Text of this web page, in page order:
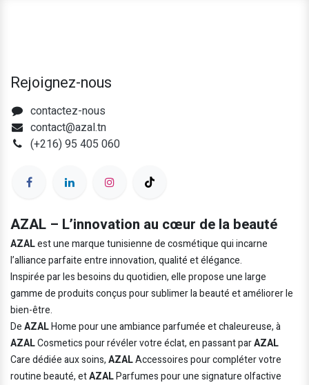
Rejoignez-nous
contactez-nous
contact@azal.tn
(+216) 95 405 060
AZAL – L’innovation au cœur de la beauté
AZALest une marque tunisienne de cosmétique qui incarne
l’alliance parfaite entre innovation, qualité et élégance.
Inspirée par les besoins du quotidien, elle propose une large
gamme de produits conçus pour sublimer la beauté et améliorer le
bien-être.
DeAZALHome pour une ambiance parfumée et chaleureuse, à
AZALCosmetics pour révéler votre éclat, en passant parAZAL
Care dédiée aux soins,AZALAccessoires pour compléter votre
routine beauté, etAZALParfumes pour une signature olfactive